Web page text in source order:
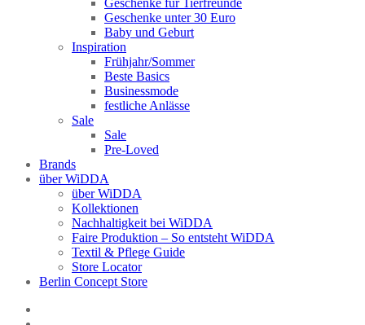
Geschenke für Tierfreunde
Geschenke unter 30 Euro
Baby und Geburt
Inspiration
Frühjahr/Sommer
Beste Basics
Businessmode
festliche Anlässe
Sale
Sale
Pre-Loved
Brands
über WiDDA
über WiDDA
Kollektionen
Nachhaltigkeit bei WiDDA
Faire Produktion – So entsteht WiDDA
Textil & Pflege Guide
Store Locator
Berlin Concept Store